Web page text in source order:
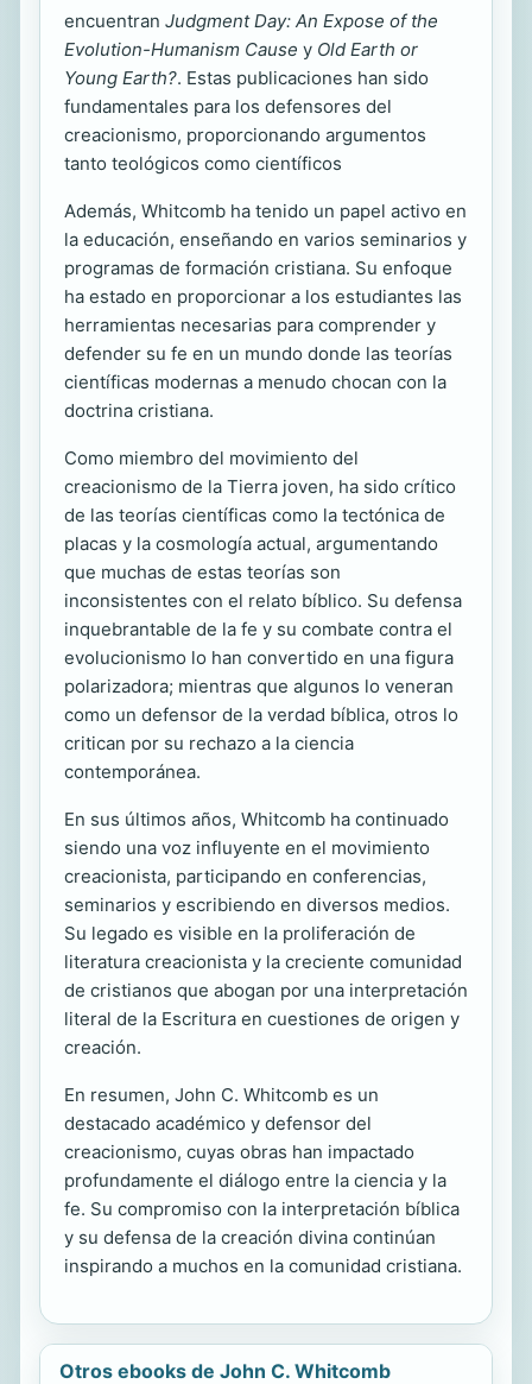
encuentran Judgment Day: An Expose of the
Evolution-Humanism Cause y Old Earth or
Young Earth?. Estas publicaciones han sido
fundamentales para los defensores del
creacionismo, proporcionando argumentos
tanto teológicos como científicos
Además, Whitcomb ha tenido un papel activo en
la educación, enseñando en varios seminarios y
programas de formación cristiana. Su enfoque
ha estado en proporcionar a los estudiantes las
herramientas necesarias para comprender y
defender su fe en un mundo donde las teorías
científicas modernas a menudo chocan con la
doctrina cristiana.
Como miembro del movimiento del
creacionismo de la Tierra joven, ha sido crítico
de las teorías científicas como la tectónica de
placas y la cosmología actual, argumentando
que muchas de estas teorías son
inconsistentes con el relato bíblico. Su defensa
inquebrantable de la fe y su combate contra el
evolucionismo lo han convertido en una figura
polarizadora; mientras que algunos lo veneran
como un defensor de la verdad bíblica, otros lo
critican por su rechazo a la ciencia
contemporánea.
En sus últimos años, Whitcomb ha continuado
siendo una voz influyente en el movimiento
creacionista, participando en conferencias,
seminarios y escribiendo en diversos medios.
Su legado es visible en la proliferación de
literatura creacionista y la creciente comunidad
de cristianos que abogan por una interpretación
literal de la Escritura en cuestiones de origen y
creación.
En resumen, John C. Whitcomb es un
destacado académico y defensor del
creacionismo, cuyas obras han impactado
profundamente el diálogo entre la ciencia y la
fe. Su compromiso con la interpretación bíblica
y su defensa de la creación divina continúan
inspirando a muchos en la comunidad cristiana.
Otros ebooks de John C. Whitcomb